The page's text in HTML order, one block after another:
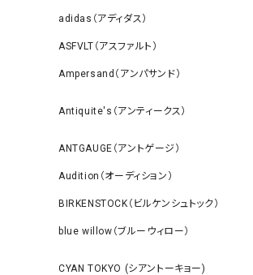
adidas（アディダス）
ASFVLT（アスファルト）
Ampersand（アンパサンド）
Antiquite's（アンティークス）
ANTGAUGE（アントゲージ）
Audition（オーディション）
BIRKENSTOCK（ビルケンシュトック）
blue willow（ブルーウィロー）
CYAN TOKYO (シアントーキョー)